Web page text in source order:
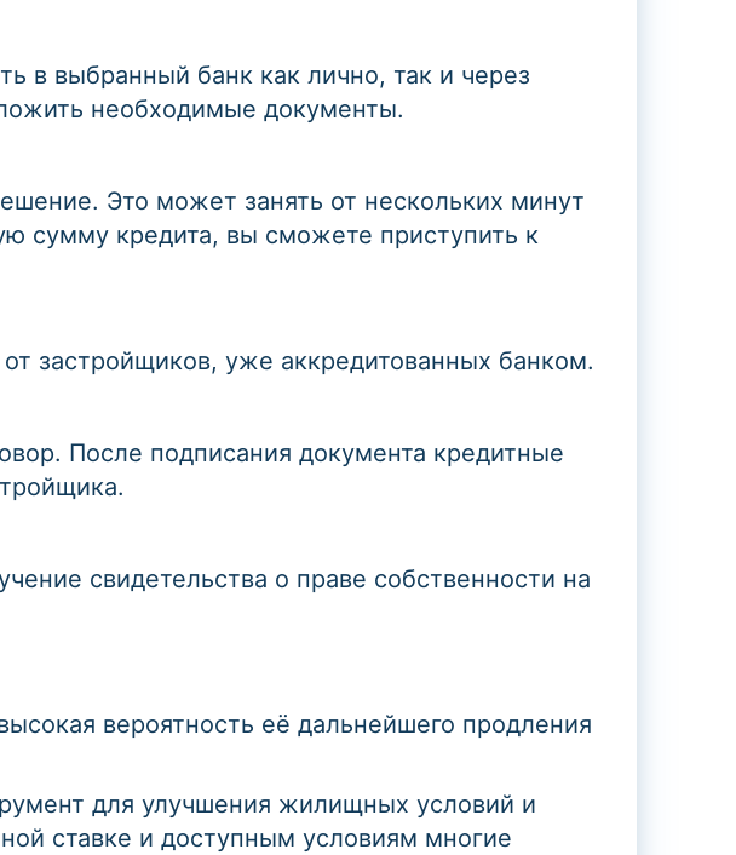
в выбранный банк как лично, так и через
необходимые документы.
Это может занять от нескольких минут
сумму кредита, вы сможете приступить к
застройщиков, уже аккредитованных банком.
После подписания документа кредитные
свидетельства о праве собственности на
вероятность её дальнейшего продления
для улучшения жилищных условий и
ставке и доступным условиям многие